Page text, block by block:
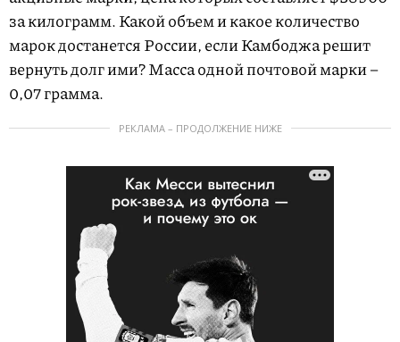
за килограмм. Какой объем и какое количество
марок достанется России, если Камбоджа решит
вернуть долг ими? Масса одной почтовой марки –
0,07 грамма.
РЕКЛАМА – ПРОДОЛЖЕНИЕ НИЖЕ